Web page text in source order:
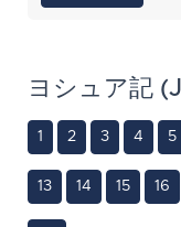
ヨシュア記
1 2 3 4 5
13 14 15 16